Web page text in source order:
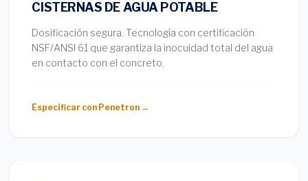
CISTERNAS DE AGUA POTABLE
Dosificación segura. Tecnología con certificación
NSF/ANSI 61 que garantiza la inocuidad total del agua
en contacto con el concreto.
Especificar con Penetron →